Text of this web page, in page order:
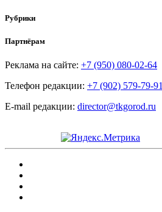
Рубрики
Партнёрам
Реклама на сайте: +7 (950) 080-02-64
Телефон редакции: +7 (902) 579-79-91
E-mail редакции: director@tkgorod.ru